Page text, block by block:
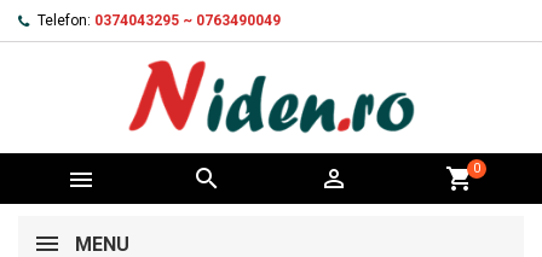
Telefon: 0374043295 ~ 0763490049
   shopping_cart0
MENU